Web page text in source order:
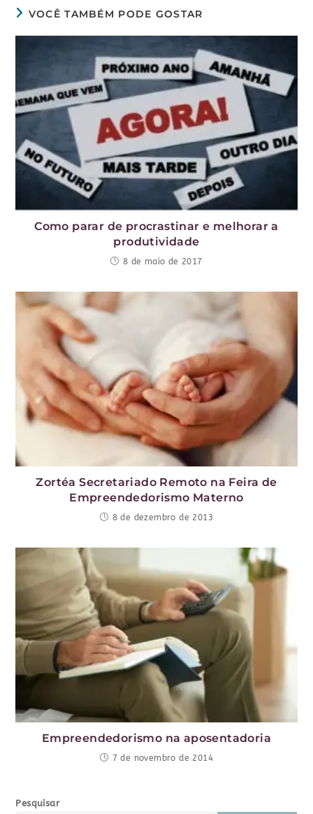
VOCÊ TAMBÉM PODE GOSTAR
Como parar de procrastinar e melhorar a
produtividade
8 de maio de 2017
Zortéa Secretariado Remoto na Feira de
Empreendedorismo Materno
8 de dezembro de 2013
Empreendedorismo na aposentadoria
7 de novembro de 2014
Pesquisar